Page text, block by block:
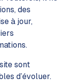
des
à jour,
sont
d’évoluer.